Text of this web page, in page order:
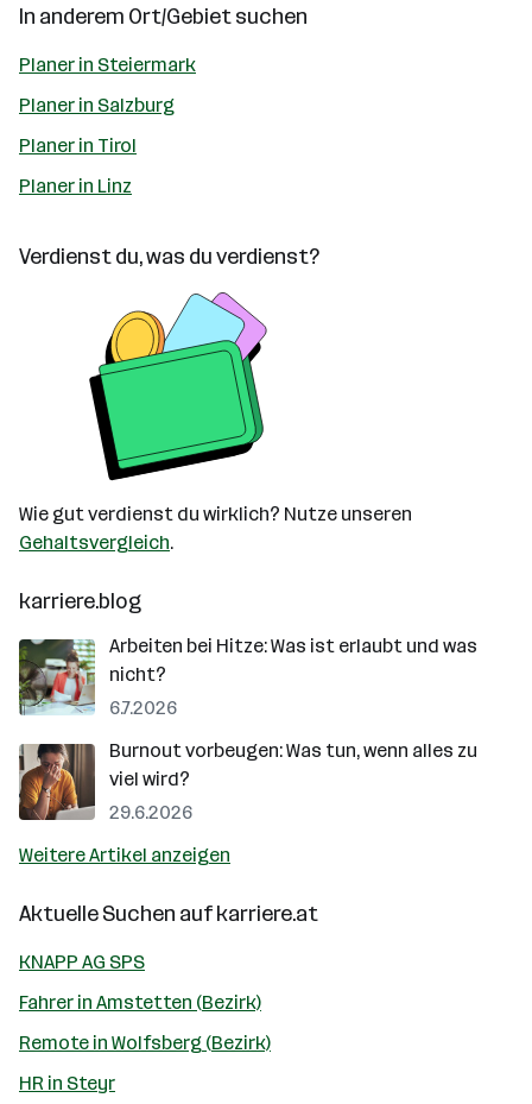
In anderem Ort/Gebiet suchen
Planer in Steiermark
Planer in Salzburg
Planer in Tirol
Planer in Linz
Verdienst du, was du verdienst?
Wie gut verdienst du wirklich? Nutze unseren
Gehaltsvergleich.
karriere.blog
Arbeiten bei Hitze: Was ist erlaubt und was
nicht?
6.7.2026
Burnout vorbeugen: Was tun, wenn alles zu
viel wird?
29.6.2026
Weitere Artikel anzeigen
Aktuelle Suchen aufkarriere.at
KNAPP AG SPS
Fahrer in Amstetten (Bezirk)
Remote in Wolfsberg (Bezirk)
HR in Steyr